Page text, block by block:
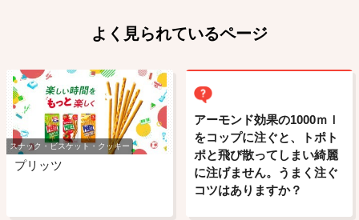
よく見られているページ
スナック・ビスケット・クッキー
プリッツ
アーモンド効果の1000ｍｌ
をコップに注ぐと、トポト
ポと飛び散ってしまい綺麗
に注げません。うまく注ぐ
コツはありますか？